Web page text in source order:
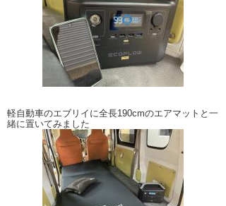
軽自動車のエブリイに全長190cmのエアマットと一
緒に置いてみました